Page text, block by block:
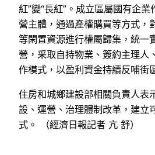
紅”變“長紅”。成立區屬國有企
營主體，通過產權購買等方式，
等閑置資源進行權屬歸集，統一
營，采取自持物業、簽約主理人
作模式，以盈利資金持續反哺街
住房和城鄉建設部相關負責人表
設、運營、治理體制改革，建立
式。 （經濟日報記者 亢 舒）